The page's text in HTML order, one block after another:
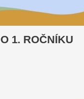
1. ROČNÍKU